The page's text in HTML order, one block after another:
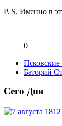
P. S. Именно в
0
Псковские
Баторий
Сего Дня